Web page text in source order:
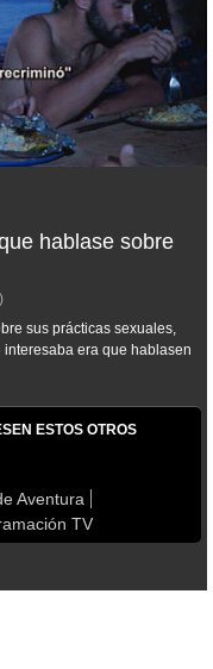
hablase sobre
sus prácticas sexuales,
era que hablasen
ESTOS OTROS
Aventura
TV